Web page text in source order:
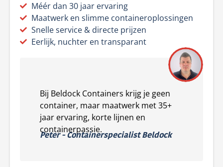
Méér dan 30 jaar ervaring
Maatwerk en slimme containeroplossingen
Snelle service & directe prijzen
Eerlijk, nuchter en transparant
Bij Beldock Containers krijg je geen
container, maar maatwerk met 35+
jaar ervaring, korte lijnen en
containerpassie.
Peter - Containerspecialist Beldock